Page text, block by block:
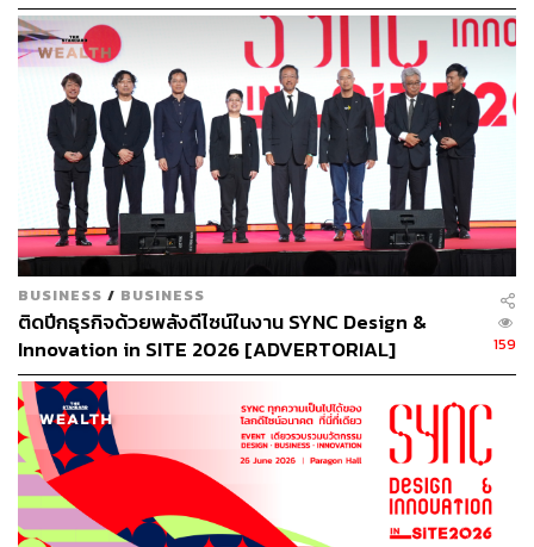
BUSINESS / BUSINESS
ติดปีกธุรกิจด้วยพลังดีไซน์ในงาน SYNC Design &
Innovation in SITE 2026 [ADVERTORIAL]
159